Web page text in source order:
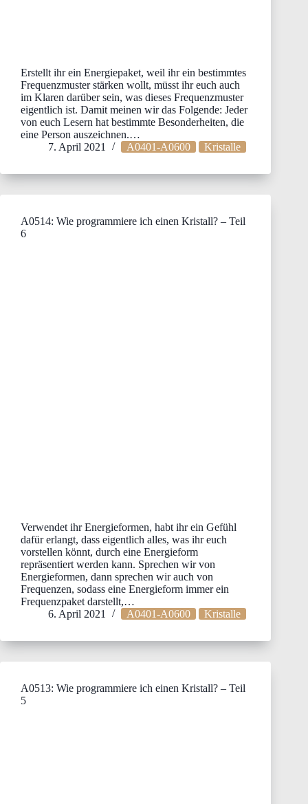
Erstellt ihr ein Energiepaket, weil ihr ein bestimmtes
Frequenzmuster stärken wollt, müsst ihr euch auch
im Klaren darüber sein, was dieses Frequenzmuster
eigentlich ist. Damit meinen wir das Folgende: Jeder
von euch Lesern hat bestimmte Besonderheiten, die
eine Person auszeichnen.…
7. April 2021
A0401-A0600 Kristalle
A0514: Wie programmiere ich einen Kristall? – Teil
6
Verwendet ihr Energieformen, habt ihr ein Gefühl
dafür erlangt, dass eigentlich alles, was ihr euch
vorstellen könnt, durch eine Energieform
repräsentiert werden kann. Sprechen wir von
Energieformen, dann sprechen wir auch von
Frequenzen, sodass eine Energieform immer ein
Frequenzpaket darstellt,…
6. April 2021
A0401-A0600 Kristalle
A0513: Wie programmiere ich einen Kristall? – Teil
5